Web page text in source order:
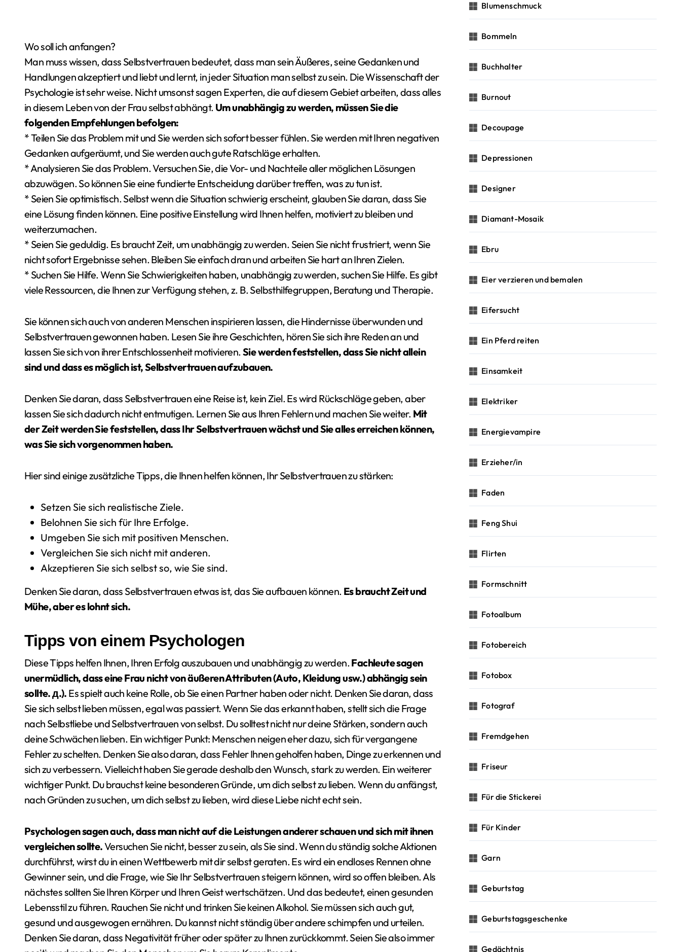
Wo soll ich anfangen?
Man muss wissen, dass Selbstvertrauen bedeutet, dass man sein Äußeres, seine Gedanken und
Handlungen akzeptiert und liebt und lernt, in jeder Situation man selbst zu sein. Die Wissenschaft der
Psychologie ist sehr weise. Nicht umsonst sagen Experten, die auf diesem Gebiet arbeiten, dass alles
in diesem Leben von der Frau selbst abhängt. Um unabhängig zu werden, müssen Sie die
folgenden Empfehlungen befolgen:
* Teilen Sie das Problem mit und Sie werden sich sofort besser fühlen. Sie werden mit Ihren negativen
Gedanken aufgeräumt, und Sie werden auch gute Ratschläge erhalten.
* Analysieren Sie das Problem. Versuchen Sie, die Vor- und Nachteile aller möglichen Lösungen
abzuwägen. So können Sie eine fundierte Entscheidung darüber treffen, was zu tun ist.
* Seien Sie optimistisch. Selbst wenn die Situation schwierig erscheint, glauben Sie daran, dass Sie
eine Lösung finden können. Eine positive Einstellung wird Ihnen helfen, motiviert zu bleiben und
weiterzumachen.
* Seien Sie geduldig. Es braucht Zeit, um unabhängig zu werden. Seien Sie nicht frustriert, wenn Sie
nicht sofort Ergebnisse sehen. Bleiben Sie einfach dran und arbeiten Sie hart an Ihren Zielen.
* Suchen Sie Hilfe. Wenn Sie Schwierigkeiten haben, unabhängig zu werden, suchen Sie Hilfe. Es gibt
viele Ressourcen, die Ihnen zur Verfügung stehen, z. B. Selbsthilfegruppen, Beratung und Therapie.
Sie können sich auch von anderen Menschen inspirieren lassen, die Hindernisse überwunden und
Selbstvertrauen gewonnen haben. Lesen Sie ihre Geschichten, hören Sie sich ihre Reden an und
lassen Sie sich von ihrer Entschlossenheit motivieren.Sie werden feststellen, dass Sie nicht allein
sind und dass es möglich ist, Selbstvertrauen aufzubauen.
Denken Sie daran, dass Selbstvertrauen eine Reise ist, kein Ziel. Es wird Rückschläge geben, aber
lassen Sie sich dadurch nicht entmutigen. Lernen Sie aus Ihren Fehlern und machen Sie weiter. Mit
der Zeit werden Sie feststellen, dass Ihr Selbstvertrauen wächst und Sie alles erreichen können,
was Sie sich vorgenommen haben.
Hier sind einige zusätzliche Tipps, die Ihnen helfen können, Ihr Selbstvertrauen zu stärken:
Setzen Sie sich realistische Ziele.
Belohnen Sie sich für Ihre Erfolge.
Umgeben Sie sich mit positiven Menschen.
Vergleichen Sie sich nicht mit anderen.
Akzeptieren Sie sich selbst so, wie Sie sind.
Denken Sie daran, dass Selbstvertrauen etwas ist, das Sie aufbauen können. Es braucht Zeit und
Mühe, aber es lohnt sich.
Tipps von einem Psychologen
Diese Tipps helfen Ihnen, Ihren Erfolg auszubauen und unabhängig zu werden.Fachleute sagen
unermüdlich, dass eine Frau nicht von äußeren Attributen (Auto, Kleidung usw.) abhängig sein
sollte. д.). Es spielt auch keine Rolle, ob Sie einen Partner haben oder nicht. Denken Sie daran, dass
Sie sich selbst lieben müssen, egal was passiert. Wenn Sie das erkannt haben, stellt sich die Frage
nach Selbstliebe und Selbstvertrauen von selbst. Du solltest nicht nur deine Stärken, sondern auch
deine Schwächen lieben. Ein wichtiger Punkt: Menschen neigen eher dazu, sich für vergangene
Fehler zu schelten. Denken Sie also daran, dass Fehler Ihnen geholfen haben, Dinge zu erkennen und
sich zu verbessern. Vielleicht haben Sie gerade deshalb den Wunsch, stark zu werden. Ein weiterer
wichtiger Punkt. Du brauchst keine besonderen Gründe, um dich selbst zu lieben. Wenn du anfängst,
nach Gründen zu suchen, um dich selbst zu lieben, wird diese Liebe nicht echt sein.
Psychologen sagen auch, dass man nicht auf die Leistungen anderer schauen und sich mit ihnen
vergleichen sollte.Versuchen Sie nicht, besser zu sein, als Sie sind. Wenn du ständig solche Aktionen
durchführst, wirst du in einen Wettbewerb mit dir selbst geraten. Es wird ein endloses Rennen ohne
Gewinner sein, und die Frage, wie Sie Ihr Selbstvertrauen steigern können, wird so offen bleiben. Als
nächstes sollten Sie Ihren Körper und Ihren Geist wertschätzen. Und das bedeutet, einen gesunden
Lebensstil zu führen. Rauchen Sie nicht und trinken Sie keinen Alkohol. Sie müssen sich auch gut,
gesund und ausgewogen ernähren. Du kannst nicht ständig über andere schimpfen und urteilen.
Denken Sie daran, dass Negativität früher oder später zu Ihnen zurückkommt. Seien Sie also immer
Blumenschmuck
Bommeln
Buchhalter
Burnout
Decoupage
Depressionen
Designer
Diamant-Mosaik
Ebru
Eier verzieren und bemalen
Eifersucht
Ein Pferd reiten
Einsamkeit
Elektriker
Energievampire
Erzieher/in
Faden
Feng Shui
Flirten
Formschnitt
Fotoalbum
Fotobereich
Fotobox
Fotograf
Fremdgehen
Friseur
Für die Stickerei
Für Kinder
Garn
Geburtstag
Geburtstagsgeschenke
Gedächtnis